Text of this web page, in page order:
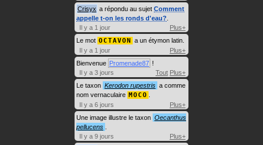
Crisyx a répondu au sujet Comment
appelle t-on les ronds d'eau?
Il y a 1 jour
Plus+
Le mot OCTAVON a un étymon latin.
Il y a 1 jour
Plus+
Bienvenue Promenade87 !
Il y a 3 jours
Tout Plus+
Le taxon Kerodon rupestris a comme
nom vernaculaire MOCO
Il y a 6 jours
Plus+
Une image illustre le taxon Oecanthus
pellucens
Il y a 9 jours
Plus+